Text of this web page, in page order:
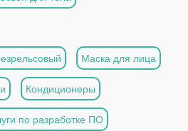
Маска для лица
Кондиционеры
по разработке ПО